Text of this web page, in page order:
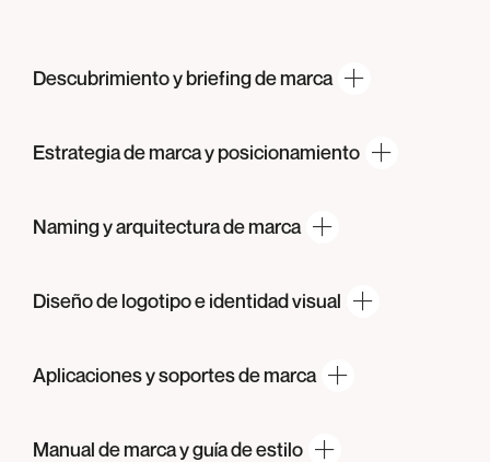
Descubrimiento y briefingde marca
Estrategia de marcay posicionamiento
Naming y arquitecturade marca
Diseño de logotipo eidentidad visual
Aplicaciones y soportesde marca
Manual de marca y guíade estilo